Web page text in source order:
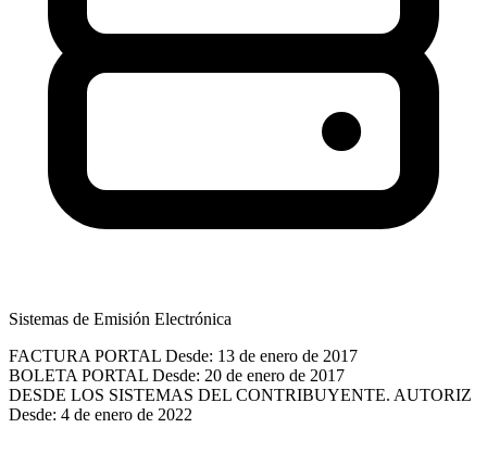
Sistemas de Emisión Electrónica
FACTURA PORTAL Desde: 13 de enero de 2017
BOLETA PORTAL Desde: 20 de enero de 2017
DESDE LOS SISTEMAS DEL CONTRIBUYENTE. AUTORIZ
Desde: 4 de enero de 2022